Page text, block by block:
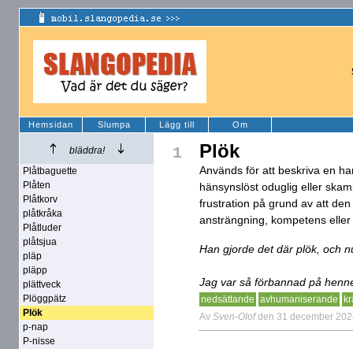
Hemsidan Slumpa Lägg till Om
bläddra!
Plåtbaguette
Plåten
Plåtkorv
plåtkråka
Plåtluder
plåtsjua
pläp
pläpp
plättveck
Plöggpätz
Plök
p-nap
P-nisse
1 Plök
Används för att beskriva en
hänsynslöst oduglig eller
frustration på grund av att
ansträngning, kompetens
Han gjorde det där plök, och
Jag var så förbannad på
nedsättande avhumaniserande
Av Sven-Olof den 31 december